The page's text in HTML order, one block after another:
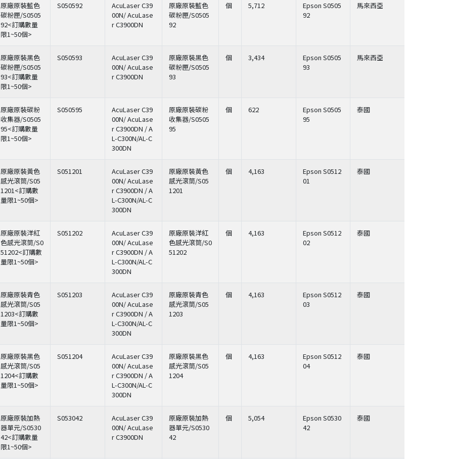
原廠原裝藍色
碳粉匣/S0505
92<訂購數量
限1~50個>
S050592
AcuLaser C39
00N/ AcuLase
r C3900DN
原廠原裝藍色
碳粉匣/S0505
92
個 5,712
Epson S0505
92
馬來西亞
原廠原裝黑色
碳粉匣/S0505
93<訂購數量
限1~50個>
S050593
AcuLaser C39
00N/ AcuLase
r C3900DN
原廠原裝黑色
碳粉匣/S0505
93
個 3,434
Epson S0505
93
馬來西亞
原廠原裝碳粉
收集器/S0505
95<訂購數量
限1~50個>
S050595
AcuLaser C39
00N/ AcuLase
r C3900DN / A
L-C300N/AL-C
300DN
原廠原裝碳粉
收集器/S0505
95
個 622
Epson S0505
95
泰國
原廠原裝黃色
感光滾筒/S05
1201<訂購數
量限1~50個>
S051201
AcuLaser C39
00N/ AcuLase
r C3900DN / A
L-C300N/AL-C
300DN
原廠原裝黃色
感光滾筒/S05
1201
個 4,163
Epson S0512
01
泰國
原廠原裝洋紅
色感光滾筒/S0
51202<訂購數
量限1~50個>
S051202
AcuLaser C39
00N/ AcuLase
r C3900DN / A
L-C300N/AL-C
300DN
原廠原裝洋紅
色感光滾筒/S0
51202
個 4,163
Epson S0512
02
泰國
原廠原裝青色
感光滾筒/S05
1203<訂購數
量限1~50個>
S051203
AcuLaser C39
00N/ AcuLase
r C3900DN / A
L-C300N/AL-C
300DN
原廠原裝青色
感光滾筒/S05
1203
個 4,163
Epson S0512
03
泰國
原廠原裝黑色
感光滾筒/S05
1204<訂購數
量限1~50個>
S051204
AcuLaser C39
00N/ AcuLase
r C3900DN / A
L-C300N/AL-C
300DN
原廠原裝黑色
感光滾筒/S05
1204
個 4,163
Epson S0512
04
泰國
原廠原裝加熱
器單元/S0530
42<訂購數量
限1~50個>
S053042
AcuLaser C39
00N/ AcuLase
r C3900DN
原廠原裝加熱
器單元/S0530
42
個 5,054
Epson S0530
42
泰國